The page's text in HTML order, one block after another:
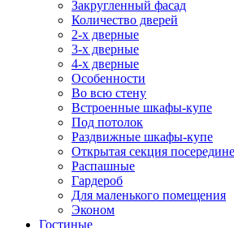
Закругленный фасад
Количество дверей
2-х дверные
3-х дверные
4-х дверные
Особенности
Во всю стену
Встроенные шкафы-купе
Под потолок
Раздвижные шкафы-купе
Открытая секция посередине
Распашные
Гардероб
Для маленького помещения
Эконом
Гостиные